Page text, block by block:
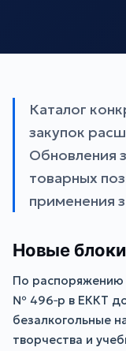
Каталог
закупок
Обновления
товарных
применения
Новые
По распоряжению
№ 496‑р в ЕККТ
безалкогольные
творчества и